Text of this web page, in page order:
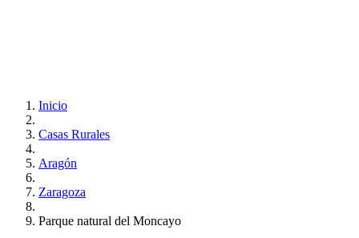
Inicio
Casas Rurales
Aragón
Zaragoza
Parque natural del Moncayo